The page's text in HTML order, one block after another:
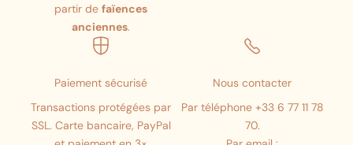
partir de faïences
anciennes.
Paiement sécurisé
Transactions protégées par
SSL. Carte bancaire, PayPal
Nous contacter
Par téléphone +33 6 77 11 78
70.